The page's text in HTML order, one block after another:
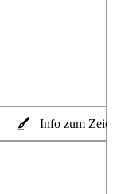
Info zum